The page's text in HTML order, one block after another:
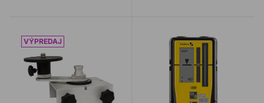
Konzola STABILA SR 100 k laseru LA 180 L
Prijímač STABILA REC